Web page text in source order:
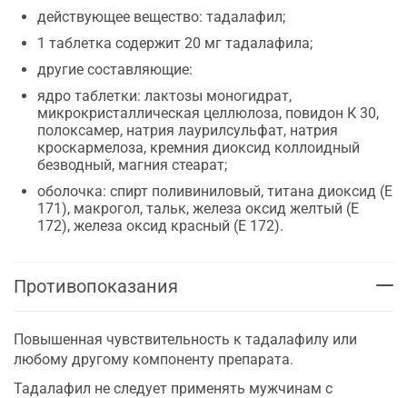
действующее вещество: тадалафил;
1 таблетка содержит 20 мг тадалафила;
другие составляющие:
ядро таблетки: лактозы моногидрат,
микрокристаллическая целлюлоза, повидон К 30,
полоксамер, натрия лаурилсульфат, натрия
кроскармелоза, кремния диоксид коллоидный
безводный, магния стеарат;
оболочка: спирт поливиниловый, титана диоксид (Е
171), макрогол, тальк, железа оксид желтый (Е
172), железа оксид красный (Е 172).
Противопоказания
Повышенная чувствительность к тадалафилу или
любому другому компоненту препарата.
Тадалафил не следует применять мужчинам с